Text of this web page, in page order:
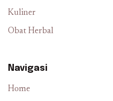
Kuliner
Obat Herbal
Navigasi
Home